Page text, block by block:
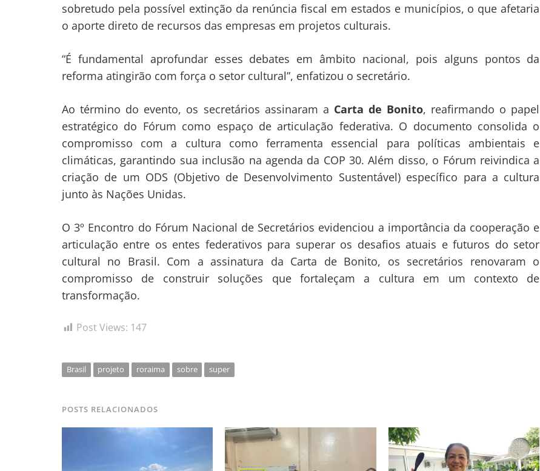
sobretudo pela possível extinção da renúncia fiscal em estados e municípios, o que afetaria
o aporte direto de recursos das empresas em projetos culturais.
“É fundamental aprofundar esses debates em âmbito nacional, pois alguns pontos da
reforma atingirão com força o setor cultural”, enfatizou o secretário.
Ao término do evento, os secretários assinaram a Carta de Bonito, reafirmando o papel
estratégico do Fórum como espaço de articulação federativa. O documento consolida o
compromisso com a cultura como ferramenta essencial para políticas ambientais e
climáticas, garantindo sua inclusão na agenda da COP 30. Além disso, o Fórum reivindica a
criação de um ODS (Objetivo de Desenvolvimento Sustentável) específico para a cultura
junto às Nações Unidas.
O 3º Encontro do Fórum Nacional de Secretários evidenciou a importância da cooperação e
articulação entre os entes federativos para superar os desafios atuais e futuros do setor
cultural no Brasil. Com a assinatura da Carta de Bonito, os secretários renovaram o
compromisso de construir soluções que fortaleçam a cultura em um contexto de
transformação.
Post Views: 147
Brasil projeto roraima sobre super
POSTS RELACIONADOS